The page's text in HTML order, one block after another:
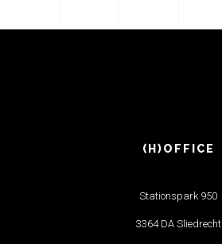
(H)OFFICE
Stationspark 950
3364 DA Sliedrecht